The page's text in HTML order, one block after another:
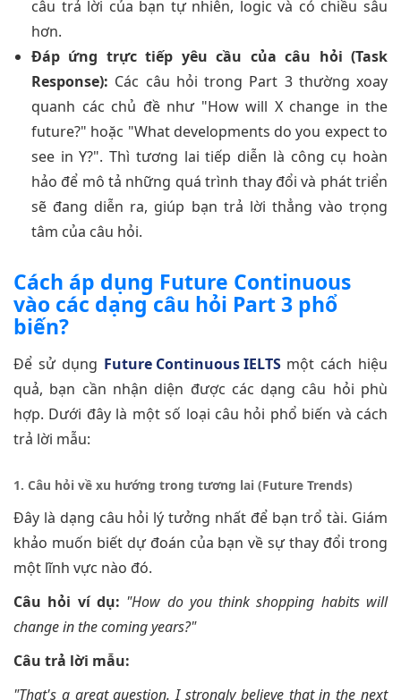
câu trả lời của bạn tự nhiên, logic và có chiều sâu
hơn.
Đáp ứng trực tiếp yêu cầu của câu hỏi (Task
Response): Các câu hỏi trong Part 3 thường xoay
quanh các chủ đề như "How will X change in the
future?" hoặc "What developments do you expect to
see in Y?". Thì tương lai tiếp diễn là công cụ hoàn
hảo để mô tả những quá trình thay đổi và phát triển
sẽ đang diễn ra, giúp bạn trả lời thẳng vào trọng
tâm của câu hỏi.
Cách áp dụng Future Continuous
vào các dạng câu hỏi Part 3 phổ
biến?
Để sử dụng Future Continuous IELTSmột cách hiệu
quả, bạn cần nhận diện được các dạng câu hỏi phù
hợp. Dưới đây là một số loại câu hỏi phổ biến và cách
trả lời mẫu:
1. Câu hỏi về xu hướng trong tương lai (Future Trends)
Đây là dạng câu hỏi lý tưởng nhất để bạn trổ tài. Giám
khảo muốn biết dự đoán của bạn về sự thay đổi trong
một lĩnh vực nào đó.
Câu hỏi ví dụ: "How do you think shopping habits will
change in the coming years?"
Câu trả lời mẫu:
"That's a great question. I strongly believe that in the next